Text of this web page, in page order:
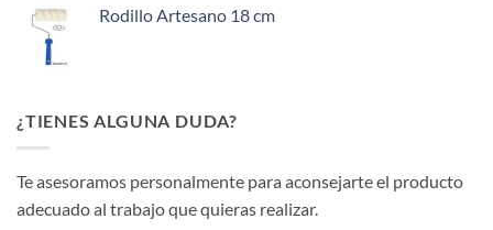
Rodillo Artesano 18 cm
¿TIENES ALGUNA DUDA?
Te asesoramos personalmente para aconsejarte el producto
adecuado al trabajo que quieras realizar.